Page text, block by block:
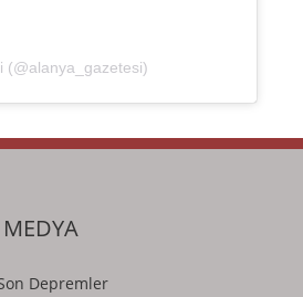
(@alanya_gazetesi)
MEDYA
Depremler